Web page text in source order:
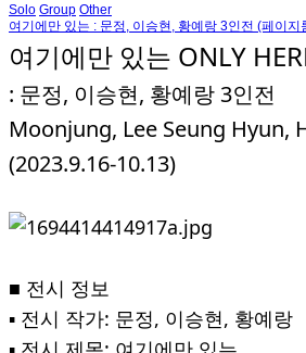
Solo Group Other
여기에만 있는 : 문정, 이승현, 황예랑 3인전 (페이지
여기에만 있는 ONLY
: 문정, 이승현, 황예랑 3인전
Moonjung, Lee Seung Hyun,
(2023.9.16-10.13)
■ 전시 정보
▪ 전시 작가: 문정, 이승현, 황예랑